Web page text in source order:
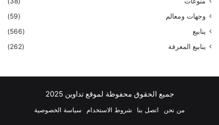
وجهات ومعالم
(59)
ينابيع
(566)
ينابيع المعرفة
(262)
جميع الحقوق محفوظة لموقع تداوين 2025
من نحن اتصل بنا شروط الاستخدام سياسة الخصوصية